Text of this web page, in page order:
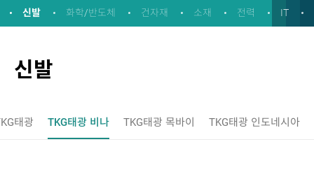
신발 화학/반도체 건자재 소재 전력 IT
신발
태광 TKG태광 비나 TKG태광 목바이 TKG태광 인도네시아